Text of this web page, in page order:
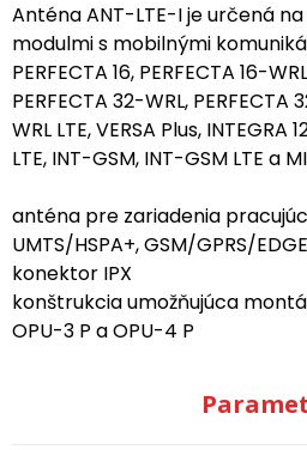
Anténa ANT-LTE-I je určená
modulmi s mobilnými
PERFECTA 16, PERFECTA 16-
PERFECTA 32-WRL, PERFECTA
WRL LTE, VERSA Plus, INTEGRA
LTE, INT-GSM, INT-GSM LTE a
anténa pre zariadenia
UMTS/HSPA+, GSM/GPRS/EDGE
konektor IPX
konštrukcia umožňujúca
OPU-3 P a OPU-4 P